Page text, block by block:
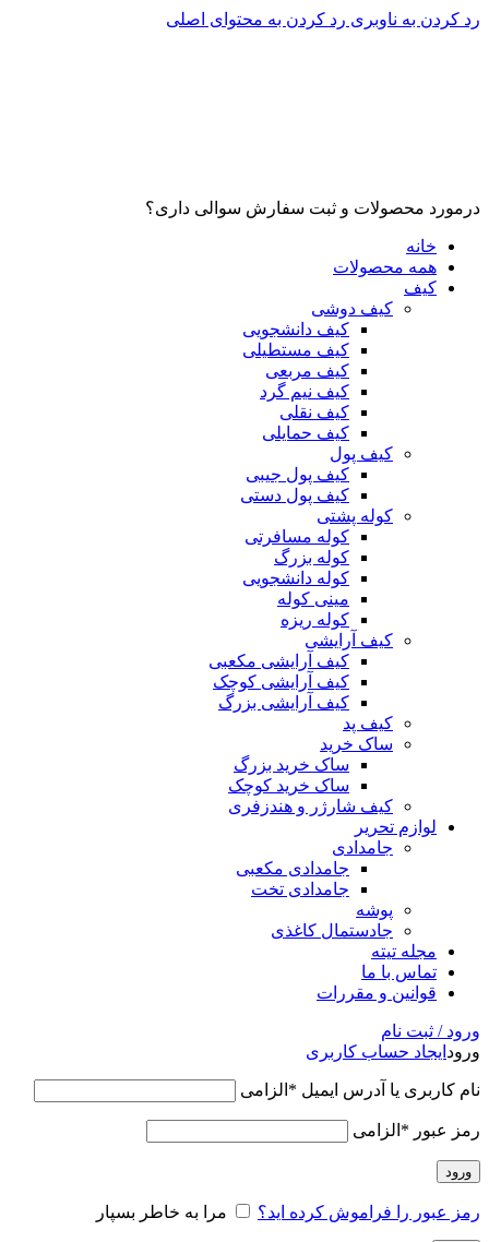
رد کردن به ناوبری رد کردن به محتوای اصلی
درمورد محصولات و ثبت سفارش سوالی داری؟
خانه
همه محصولات
کیف
کیف دوشی
کیف دانشجویی
کیف مستطیلی
کیف مربعی
کیف نیم گرد
کیف نقلی
کیف حمایلی
کیف پول
کیف پول جیبی
کیف پول دستی
کوله پشتی
کوله مسافرتی
کوله بزرگ
کوله دانشجویی
مینی کوله
کوله ریزه
کیف آرایشی
کیف آرایشی مکعبی
کیف آرایشی کوچک
کیف آرایشی بزرگ
کیف پد
ساک خرید
ساک خرید بزرگ
ساک خرید کوچک
کیف شارژر و هندزفری
لوازم تحریر
جامدادی
جامدادی مکعبی
جامدادی تخت
پوشه
جادستمال کاغذی
مجله تیته
تماس با ما
قوانین و مقررات
ورود / ثبت نام
ورود ایجاد حساب کاربری
نام کاربری یا آدرس ایمیل * الزامی
رمز عبور * الزامی
ورود
رمز عبور را فراموش کرده اید؟ مرا به خاطر بسپار